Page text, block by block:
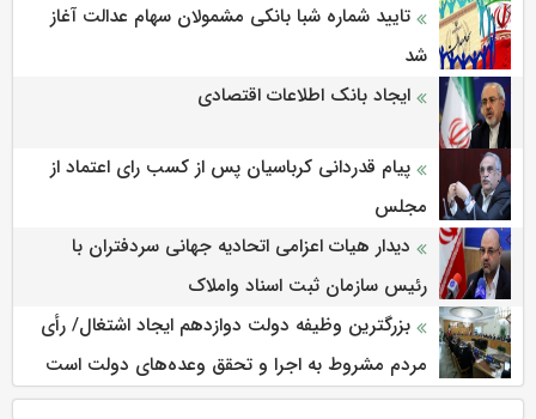
تایید شماره شبا بانکی مشمولان سهام عدالت آغاز
شد
ایجاد بانک اطلاعات اقتصادی
پیام قدردانی کرباسیان پس از کسب رای اعتماد از
مجلس
دیدار هیات اعزامی اتحادیه جهانی سردفتران با
رئیس سازمان ثبت اسناد واملاک
بزرگترین وظیفه دولت دوازدهم ایجاد اشتغال/ رأی
مردم مشروط به اجرا و تحقق وعده‌های دولت است